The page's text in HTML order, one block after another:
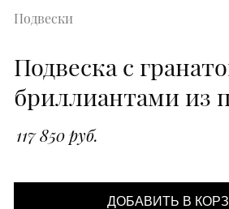
Подвески
Подвеска с
бриллиантами из
117 850 руб.
ДОБАВИТЬ В